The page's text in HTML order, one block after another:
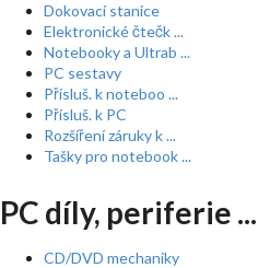
Dokovací stanice
Elektronické čtečk ...
Notebooky a Ultrab ...
PC sestavy
Přísluš. k noteboo ...
Přísluš. k PC
Rozšíření záruky k ...
Tašky pro notebook ...
PC díly, periferie ...
CD/DVD mechaniky